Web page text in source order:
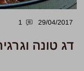
29/04/2017
1
דג טונה